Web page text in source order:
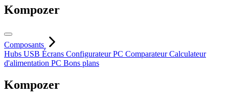
Kompozer
Composants
Hubs USB Écrans Configurateur PC ComparateurCalculateur
d'alimentation PC Bons plans
Kompozer